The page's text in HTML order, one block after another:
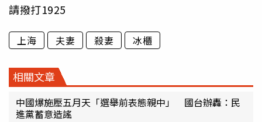
請撥打1925
上海 夫妻 殺妻 冰櫃
相關文章
中國爆施壓五月天「選舉前表態親中」 國台辦轟：民
進黨蓄意造謠